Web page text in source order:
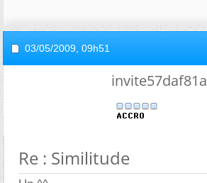
03/05/2009, 09h51
invite57daf81a
Re : Similitude